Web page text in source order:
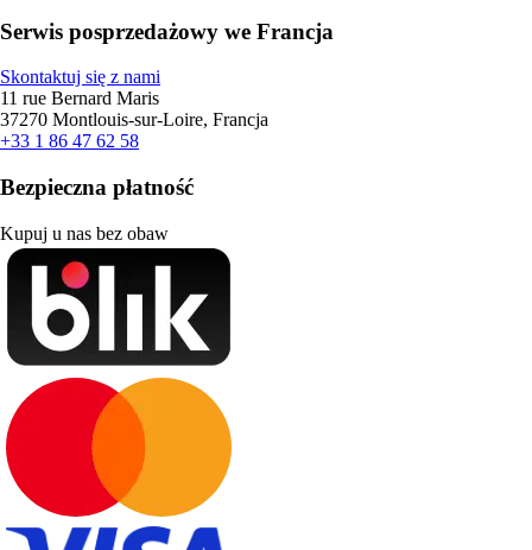
Serwis posprzedażowy we Francja
Skontaktuj się z nami
11 rue Bernard Maris
37270 Montlouis-sur-Loire, Francja
+33 1 86 47 62 58
Bezpieczna płatność
Kupuj u nas bez obaw